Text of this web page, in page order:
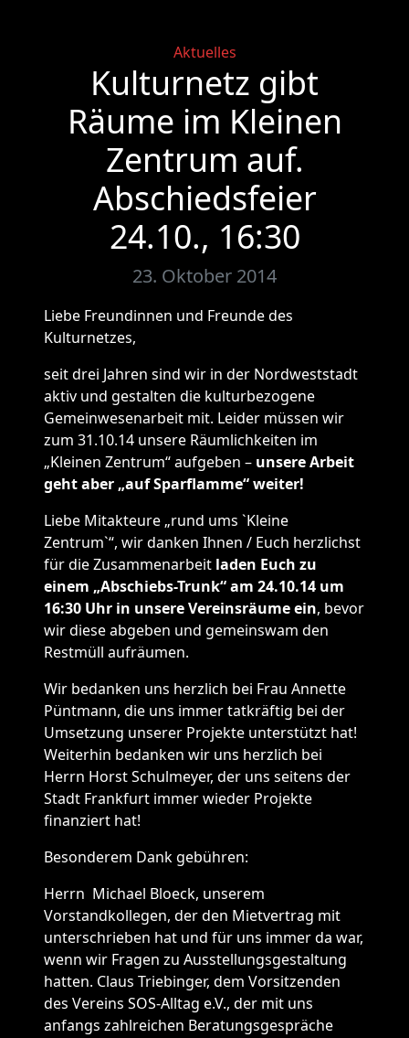
Categories
Aktuelles
Kulturnetz gibt
Räume im Kleinen
Zentrum auf.
Abschiedsfeier
24.10., 16:30
23. Oktober 2014
Liebe Freundinnen und Freunde des
Kulturnetzes,
seit drei Jahren sind wir in der Nordweststadt
aktiv und gestalten die kulturbezogene
Gemeinwesenarbeit mit. Leider müssen wir
zum 31.10.14 unsere Räumlichkeiten im
„Kleinen Zentrum“ aufgeben – unsere Arbeit
geht aber „auf Sparflamme“ weiter!
Liebe Mitakteure „rund ums `Kleine
Zentrum`“, wir danken Ihnen / Euch herzlichst
für die Zusammenarbeit laden Euch zu
einem „Abschiebs-Trunk“ am 24.10.14 um
16:30 Uhr in unsere Vereinsräume ein, bevor
wir diese abgeben und gemeinswam den
Restmüll aufräumen.
Wir bedanken uns herzlich bei Frau Annette
Püntmann, die uns immer tatkräftig bei der
Umsetzung unserer Projekte unterstützt hat!
Weiterhin bedanken wir uns herzlich bei
Herrn Horst Schulmeyer, der uns seitens der
Stadt Frankfurt immer wieder Projekte
finanziert hat!
Besonderem Dank gebühren:
Herrn Michael Bloeck, unserem
Vorstandkollegen, der den Mietvertrag mit
unterschrieben hat und für uns immer da war,
wenn wir Fragen zu Ausstellungsgestaltung
hatten. Claus Triebinger, dem Vorsitzenden
des Vereins SOS-Alltag e.V., der mit uns
anfangs zahlreichen Beratungsgespräche